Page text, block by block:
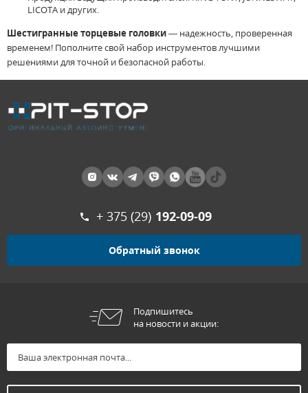
LICOTA и других.
Шестигранные торцевые головки— надежность, проверенная
временем! Пополните свой набор инструментов лучшими
решениями для точной и безопасной работы.
+ 375 (29) 192-09-09
Обратный звонок
Подпишитесь
на новости и акции: